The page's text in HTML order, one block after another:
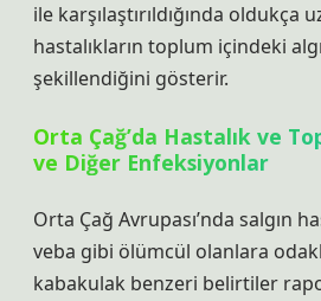
ile karşılaştırıldığında oldukça
hastalıkların toplum içindeki
şekillendiğini gösterir.
Orta Çağ’da Hastalık ve
ve Diğer Enfeksiyonlar
Orta Çağ Avrupası’nda salgın
veba gibi ölümcül olanlara
kabakulak benzeri belirtiler